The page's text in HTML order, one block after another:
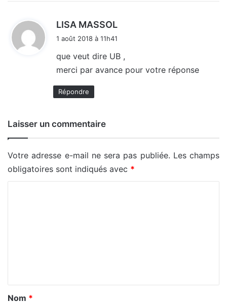
LISA MASSOL
:
1 août 2018 à 11h41
que veut dire UB ,
merci par avance pour votre réponse
Répondre
Laisser un commentaire
Votre adresse e-mail ne sera pas publiée. Les champs
obligatoires sont indiqués avec *
a
Nom *